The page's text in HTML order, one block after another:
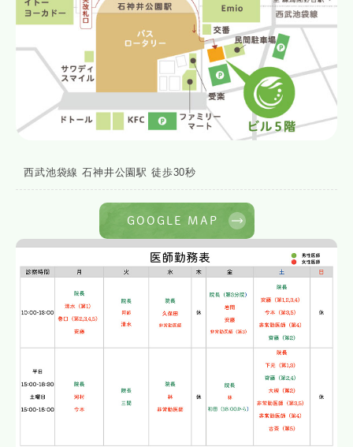
西武池袋線 石神井公園駅 徒歩30秒
GOOGLE MAP